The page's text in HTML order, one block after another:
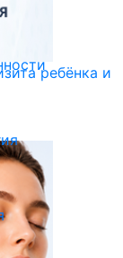
ребёнка и